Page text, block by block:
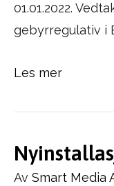
01.01.2022.
gebyrregulativ i
Les mer
Av Smart Media